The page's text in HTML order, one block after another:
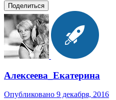
Поделиться
Алексеева_Екатерина
Опубликовано 9 декабря, 2016